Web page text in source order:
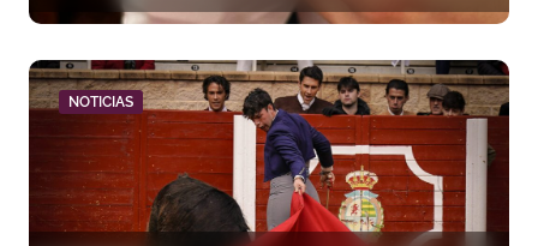
NOTICIAS